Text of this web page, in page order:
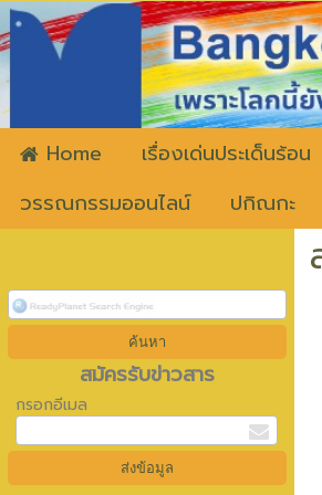
Home เรื่องเด่นประเด็นร้อน
วรรณกรรมออนไลน์
ปกิณกะ
สมัครรับข่าวสาร
กรอกอีเมล